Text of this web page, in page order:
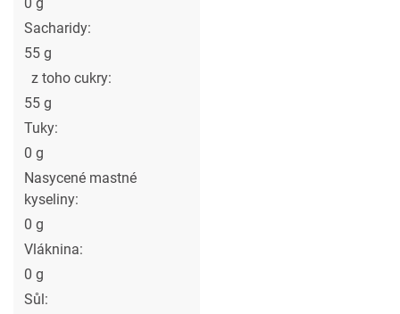
Sacharidy:
55 g
z toho cukry:
55 g
Tuky:
0 g
Nasycené mastné
kyseliny:
0 g
Vláknina:
0 g
Sůl:
215
Kč